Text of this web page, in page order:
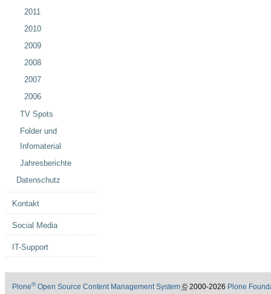
2011
2010
2009
2008
2007
2006
TV Spots
Folder und
Infomaterial
Jahresberichte
Datenschutz
Kontakt
Social Media
IT-Support
Plone®Open Source Content Management System ©2000-2026 Plone